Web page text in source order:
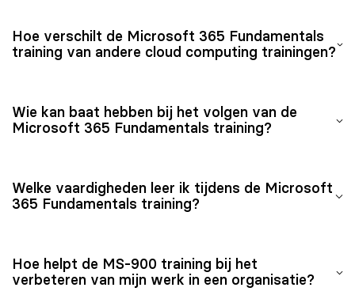
Hoe verschilt de Microsoft 365 Fundamentals
training van andere cloud computing trainingen?
suite en biedt een gedetailleerde verkenning van de
diensten en functies die uniek zijn voor Microsoft 365,
Wie kan baat hebben bij het volgen van de
Microsoft 365 Fundamentals training?
bedrijfsleiders, eindgebruikers en iedereen die
basiskennis wil opdoen over de Microsoft 365 suite. Er
Welke vaardigheden leer ik tijdens de Microsoft
365 Fundamentals training?
belangrijkste services van Microsoft 365 zoals
Exchange, SharePoint, Teams en OneDrive, evenals
Hoe helpt de MS-900 training bij het
verbeteren van mijn werk in een organisatie?